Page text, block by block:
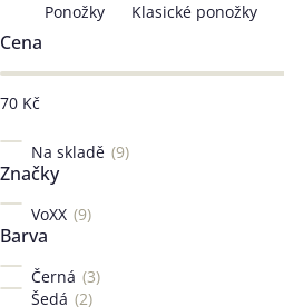
Ponožky Klasické ponožky
Postranní
panel
Cena
70 Kč
Na skladě 9
Značky
VoXX 9
Barva
Černá 3
Šedá 2